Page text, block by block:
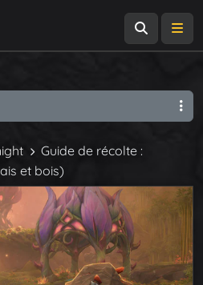
Guide de récolte :
et bois)